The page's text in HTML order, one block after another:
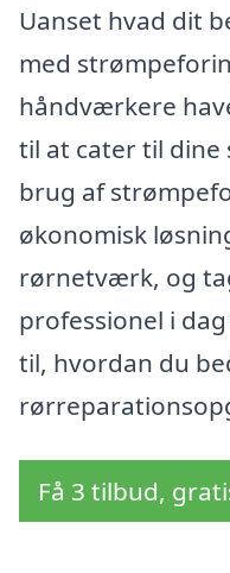
Uanset hvad dit
med
håndværkere
til at cater til dine
brug af
økonomisk
rørnetværk, og
professionel i
til, hvordan du
Få 3 tilbud,